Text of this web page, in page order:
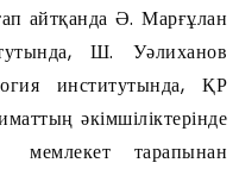
айтқанда Ә. Марғұлан
Ш. Уәлиханов
институтында, ҚР
әкімшіліктерінде
мемлекет тарапынан